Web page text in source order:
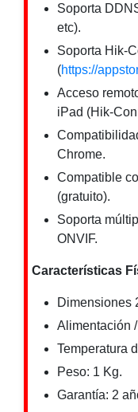
Video
/ Eyeball /
TurretFisheye
y
Hemisféricas
MotorizadoNVRs
Network
Video
Recorders
/ 4G /
Inalámbricas
Cámaras
HD
/ AHD /
HD-TVI
/ Eyeball /
Soporta
etc).
Soporta Hik-
(https://
Acceso
iPad (Hik-
Chrome.
Compatible
(gratuito).
Soporta
ONVIF.
Características
Dimensiones
Alimentación
Temperatura
Peso: 1 Kg.
Garantía: 2